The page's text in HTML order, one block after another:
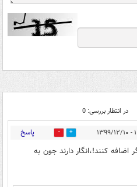
در انتظار بررسی: 0
8 پاسخ
اضافه کنند!،انگار دارند جون به